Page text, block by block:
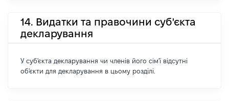
14. Видатки та правочини суб'єкта
декларування
У суб'єкта декларування чи членів його сім'ї відсутні
об'єкти для декларування в цьому розділі.